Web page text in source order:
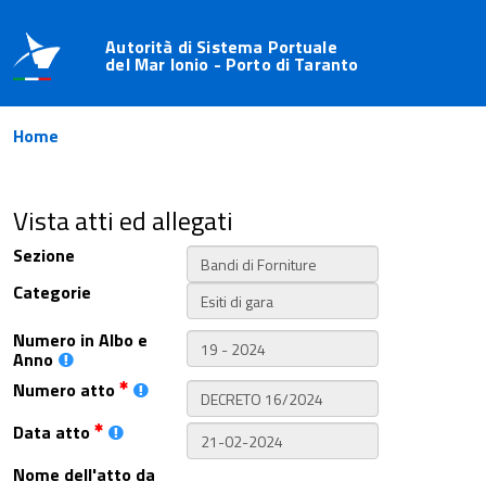
Autorità di Sistema Portuale
del Mar Ionio - Porto di Taranto
Home
Vista atti ed allegati
Sezione
Categorie
Numero in Albo e
Anno
Numero atto
Data atto
Nome dell'atto da